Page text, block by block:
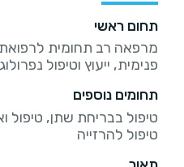
תחום ראשי
מרפאה רב תחומית
פנימית, ייעוץ וטיפול
תחומים נוספים
טיפול בבריחת שתן, טיפול
טיפול להרזייה